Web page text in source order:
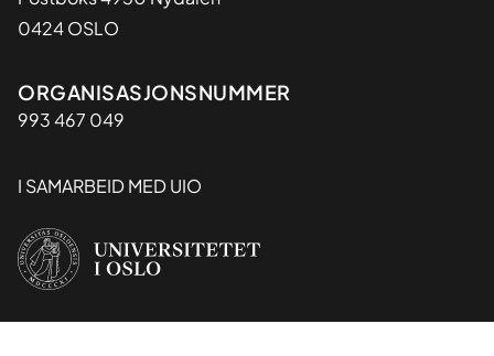
0424 OSLO
Organisasjon
ORGANISASJONSNUMMER
993 467 049
I SAMARBEID MED UIO